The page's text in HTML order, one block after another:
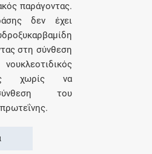
παράγοντας.
δεν έχει
στη σύνθεση
χωρίς να
του